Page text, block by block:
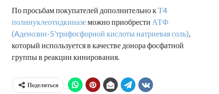
По просьбам покупателей дополнительно кТ4
полинуклеотидкиназеможно приобрести АТФ
(Aденозин-5’трифосфорной кислоты натриевая соль),
который используется в качестве донора фосфатной
группы в реакции кинирования.
Поделиться